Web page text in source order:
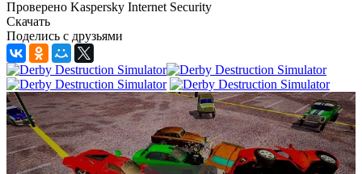
Проверено Kaspersky Internet Security
Скачать
Поделись с друзьями